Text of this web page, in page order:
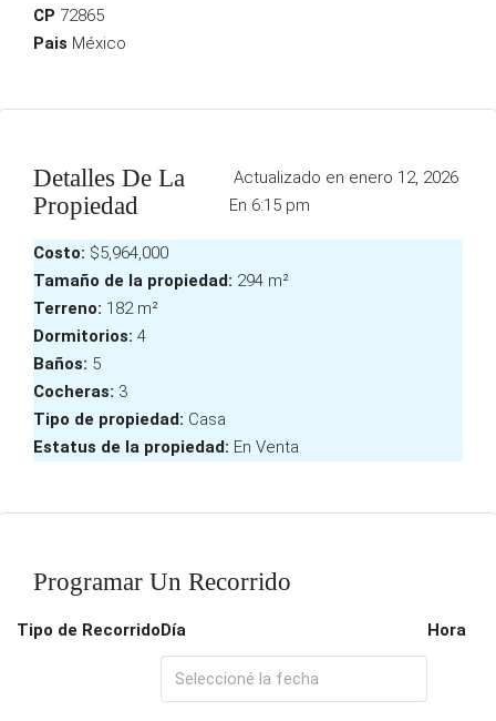
CP 72865
Pais México
Detalles De La
Propiedad
Actualizado en enero 12, 2026
En 6:15 pm
Costo: $5,964,000
Tamaño de la propiedad: 294 m²
Terreno: 182 m²
Dormitorios: 4
Baños: 5
Cocheras: 3
Tipo de propiedad: Casa
Estatus de la propiedad: En Venta
Programar Un Recorrido
Tipo de RecorridoDía Hora